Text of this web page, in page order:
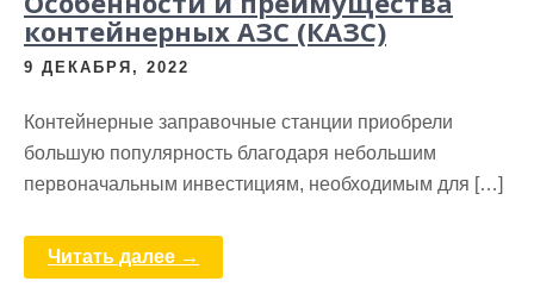
контейнерных АЗС (КАЗС)
9 ДЕКАБРЯ, 2022
Контейнерные заправочные станции приобрели
большую популярность благодаря небольшим
первоначальным инвестициям, необходимым для […]
Читать далее →